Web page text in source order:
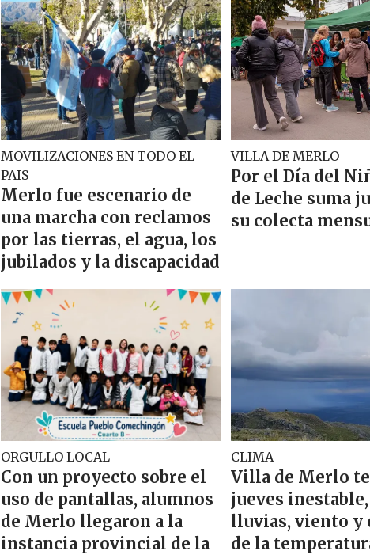
MOVILIZACIONES EN TODO EL
PAIS
Merlo fue escenario de
una marcha con reclamos
por las tierras, el agua, los
jubilados y la discapacidad
VILLA DE MERLO
Por el Día del
de Leche suma
su colecta
ORGULLO LOCAL
Con un proyecto sobre el
uso de pantallas, alumnos
de Merlo llegaron a la
instancia provincial de la
CLIMA
Villa de Merlo
jueves
lluvias, viento y
de la